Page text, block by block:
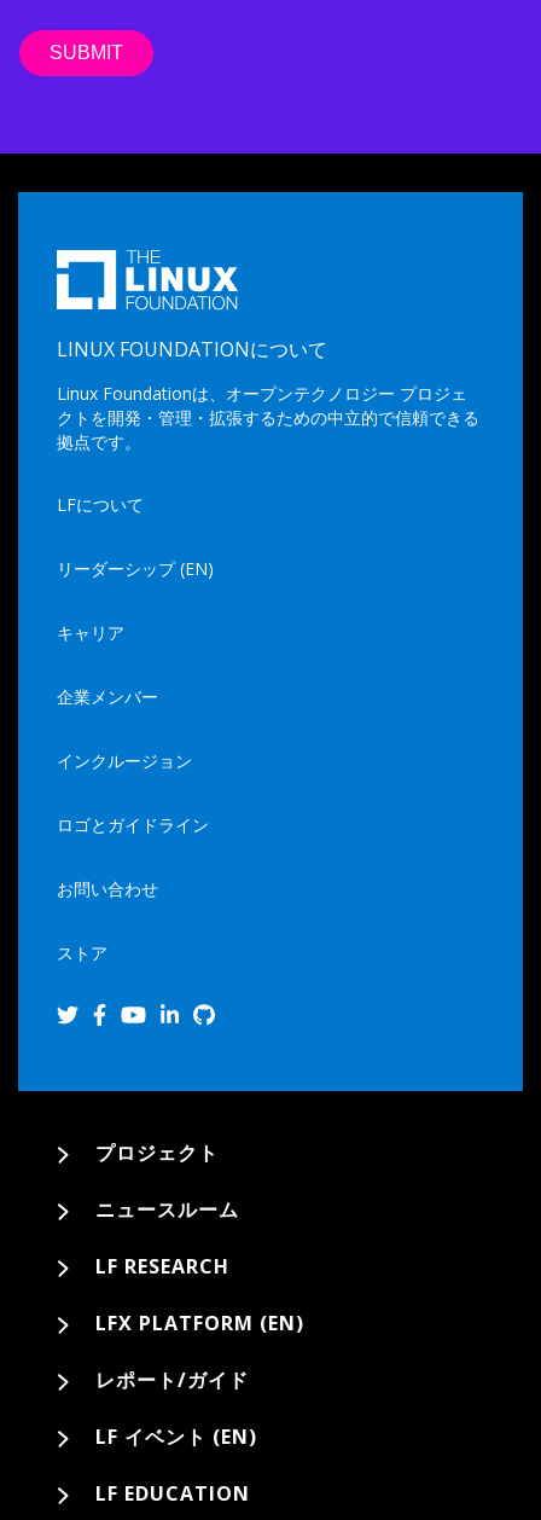
LINUX FOUNDATIONについて
Linux Foundationは、オープンテクノロジー プロジェ
クトを開発・管理・拡張するための中立的で信頼できる
拠点です。
LFについて
リーダーシップ (EN)
キャリア
企業メンバー
インクルージョン
ロゴとガイドライン
お問い合わせ
ストア
プロジェクト
ニュースルーム
LF RESEARCH
LFX PLATFORM (EN)
レポート/ガイド
LF イベント (EN)
LF EDUCATION